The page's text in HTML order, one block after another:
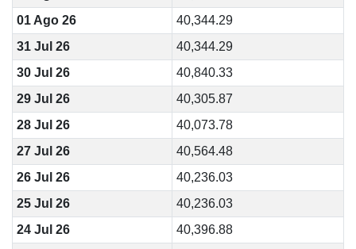
01 Ago 26
40,344.29
31 Jul 26
40,344.29
30 Jul 26
40,840.33
29 Jul 26
40,305.87
28 Jul 26
40,073.78
27 Jul 26
40,564.48
26 Jul 26
40,236.03
25 Jul 26
40,236.03
24 Jul 26
40,396.88